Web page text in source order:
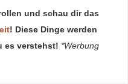
und schau dir das
! Diese Dinge werden
es verstehst! *Werbung